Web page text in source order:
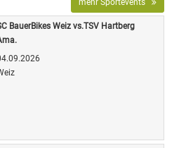
BauerBikes Weiz vs.TSV Hartberg